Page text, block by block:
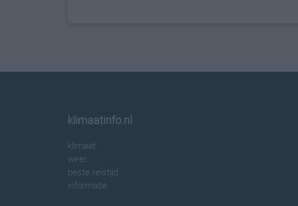
klimaatinfo.nl
klimaat
weer
beste reistijd
informatie